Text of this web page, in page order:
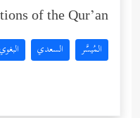
of the Qur’an:
المُيسَّر السعدي البغوي